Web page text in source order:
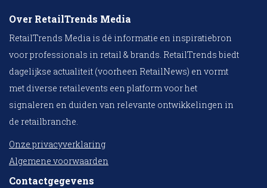
Over RetailTrends Media
RetailTrends Media is dé informatie en inspiratiebron
voor professionals in retail & brands. RetailTrends biedt
dagelijkse actualiteit (voorheen RetailNews) en vormt
met diverse retailevents een platform voor het
signaleren en duiden van relevante ontwikkelingen in
de retailbranche.
Onze privacyverklaring
Algemene voorwaarden
Contactgegevens